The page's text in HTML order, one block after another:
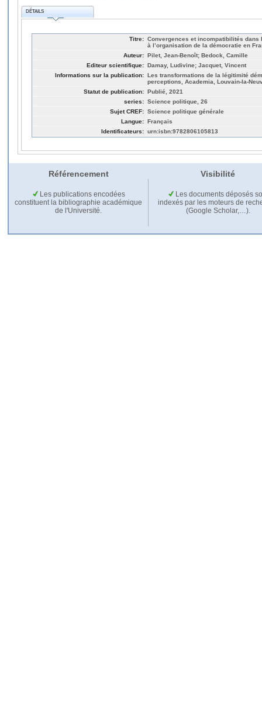
DÉTAILS
Titre: Convergences et incompatibilités
à l’organisation de la démocratie en
Auteur: Pilet, Jean-Benoît; Bedock, Camille
Editeur scientifique: Damay, Ludivine; Jacquet, Vincent
Informations sur la publication: Les transformations de la légitimité
perceptions, Academia, Louvain-la-
Statut de publication: Publié, 2021
series: Science politique, 26
Sujet CREF: Science politique générale
Langue: Français
Identificateurs: urn:isbn:9782806105813
Référencement Visibilité
Les publications encodées
constituent la bibliographie académique
de l'Université.
Les documents déposés
indexés par les moteurs de
(Google Scholar,…).